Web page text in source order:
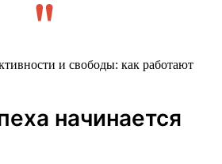
начинается